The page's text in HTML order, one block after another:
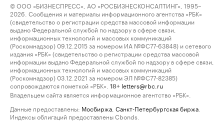
© ООО «БИЗНЕСПРЕСС», АО «РОСБИЗНЕСКОНСАЛТИНГ», 1995–
2026. Сообщения и материалы информационного агентства «РБК»
(свидетельство о регистрации средства массовой информации
выдано Федеральной службой по надзору в сфере связи,
информационных технологий и массовых коммуникаций
(Роскомнадзор) 09.12.2015 за номером ИА №ФС77-63848) и сетевого
издания «РБК» (свидетельство о регистрации средства массовой
информации выдано Федеральной службой по надзору в сфере связи,
информационных технологий и массовых коммуникаций
(Роскомнадзор) 03.12.2021 за номером ЭЛ №ФС77-82385)
сопровождаются пометкой «РБК».
18+ letters@rbc.ru
Владельцем сайта является информационное агентство «РБК».
Данные предоставлены: Мосбиржа Санкт-Петербургская биржа
Индексы облигаций предоставлены Cbonds.